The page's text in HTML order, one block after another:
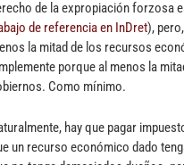
de la expropiación forzosa
de referencia en InDret),
la mitad de los recursos
porque al menos la
Como mínimo.
hay que pagar
un recurso económico dado